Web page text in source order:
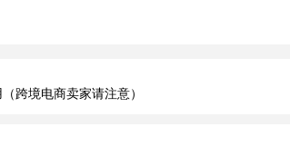
跨境电商卖家请注意）